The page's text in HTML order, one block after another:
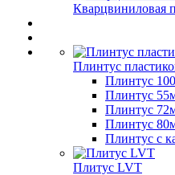
Кварцвиниловая
Плинтус
Плинтус
Плинтус
Плинтус
Плинтус
Плинтус с
Плитус LVT